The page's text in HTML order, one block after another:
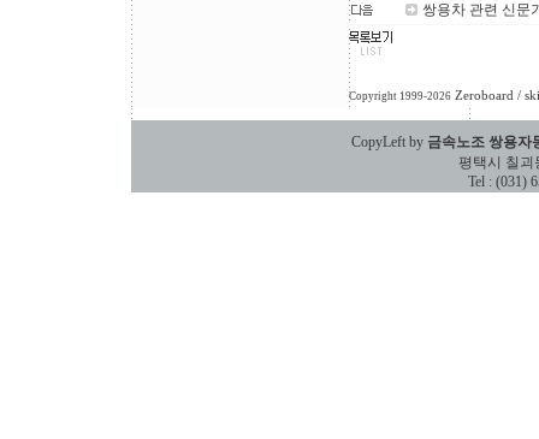
쌍용차 관련 신문
Copyright 1999-2026 Zeroboard /
CopyLeft by 금속노조 쌍용자
평택시 칠괴동
Tel : (031)